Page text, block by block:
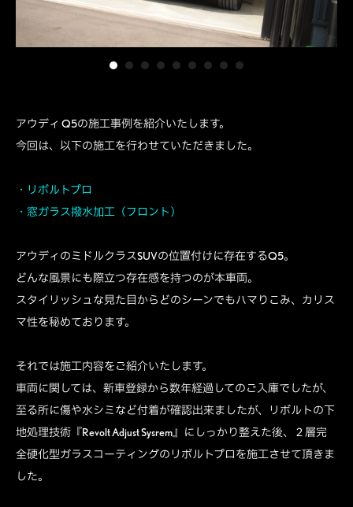
アウディ Q5の施工事例を紹介いたします。
今回は、以下の施工を行わせていただきました。
・リボルトプロ
・窓ガラス撥水加工（フロント）
アウディのミドルクラスSUVの位置付けに存在するQ5。
どんな風景にも際立つ存在感を持つのが本車両。
スタイリッシュな見た目からどのシーンでもハマりこみ、カリス
マ性を秘めております。
それでは施工内容をご紹介いたします。
車両に関しては、新車登録から数年経過してのご入庫でしたが、
至る所に傷や水シミなど付着が確認出来ましたが、リボルトの下
地処理技術『Revolt Adjust Sysrem』にしっかり整えた後、２層完
全硬化型ガラスコーティングのリボルトプロを施工させて頂きま
した。